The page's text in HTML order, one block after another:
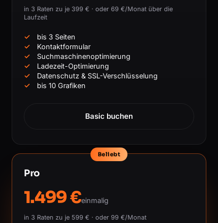
in 3 Raten zu je 399 € · oder 69 €/Monat über die
Laufzeit
bis 3 Seiten
Kontaktformular
Suchmaschinenoptimierung
Ladezeit-Optimierung
Datenschutz & SSL-Verschlüsselung
bis 10 Grafiken
Basic buchen
Beliebt
Pro
1.499 €einmalig
in 3 Raten zu je 599 € · oder 99 €/Monat